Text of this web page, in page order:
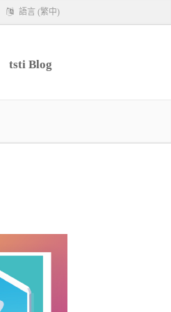
語言 (繁中)
tsti Blog